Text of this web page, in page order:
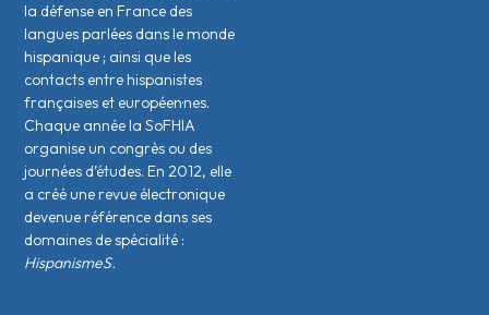
la défense en France des
langues parlées dans le monde
hispanique ; ainsi que les
contacts entre hispanistes
français·es et européen·nes.
Chaque année la SoFHIA
organise un congrès ou des
journées d’études. En 2012, elle
a créé une revue électronique
devenue référence dans ses
domaines de spécialité :
HispanismeS.